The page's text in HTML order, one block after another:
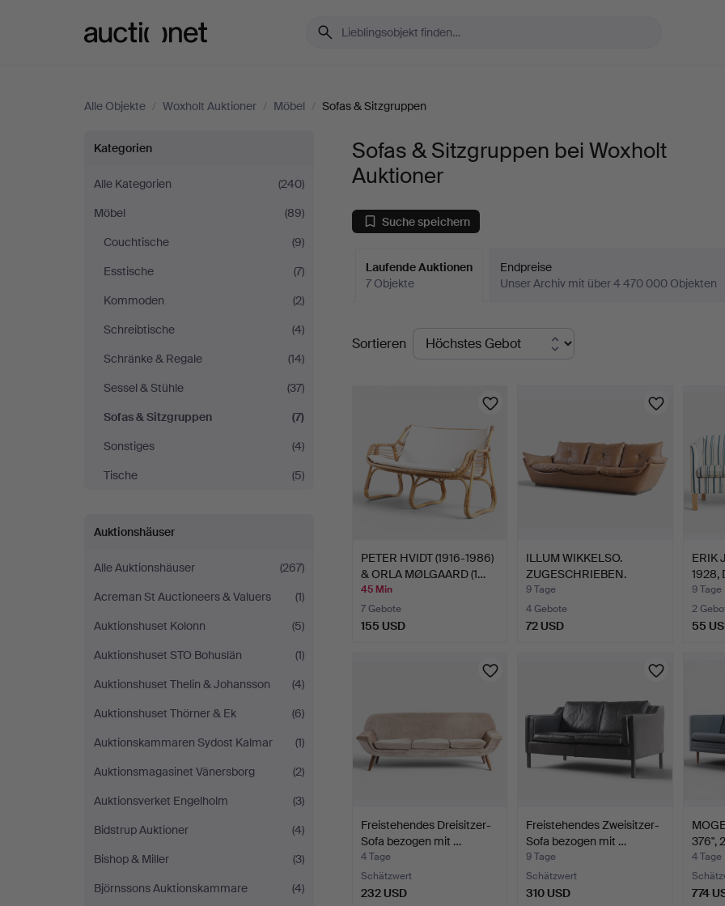
Alle Objekte / Woxholt Auktioner / Möbel / Sofas & Sitzgruppen
Sofas
&
Sitzgruppen
bei
Woxholt
Auktioner
Kategorien
Alle Kategorien
(240)
Möbel
(89)
Couchtische
(9)
Esstische
(7)
Kommoden
(2)
Schreibtische
(4)
Schränke & Regale
(14)
Sessel & Stühle
(37)
Sofas & Sitzgruppen
(7)
Sonstiges
(4)
Tische
(5)
Auktionshäuser
Alle Auktionshäuser
(267)
Acreman St Auctioneers & Valuers
(1)
Auktionshuset Kolonn
(5)
Auktionshuset STO Bohuslän
(1)
Auktionshuset Thelin & Johansson
(4)
Auktionshuset Thörner & Ek
(6)
Auktionskammaren Sydost Kalmar
(1)
Auktionsmagasinet Vänersborg
(2)
Auktionsverket Engelholm
(3)
Bidstrup Auktioner
(4)
Bishop & Miller
(3)
Björnssons Auktionskammare
(4)
Sofas & Sitzgruppen bei Woxholt
Auktioner
Suche speichern
Laufende Auktionen
7 Objekte
Endpreise
Unser Archiv mit über 4 470 000 Objekten
Laufende
Auktionen
Sortieren
PETER HVIDT (1916-1986)
& ORLA MØLGAARD (1…
45 Min
7 Gebote
155 USD
ILLUM WIKKELSO.
ZUGESCHRIEBEN.
Skulpturell…
9 Tage
4 Gebote
72 USD
ERIK
1928,
9 Tage
2
55
Freistehendes Dreisitzer-
Sofa bezogen mit …
4 Tage
Schätzwert
232 USD
Freistehendes Zweisitzer-
Sofa bezogen mit …
9 Tage
Schätzwert
310 USD
376",
4 Tage
774